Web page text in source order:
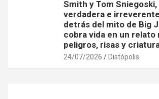
Smith y Tom Sniegoski,
verdadera e
detrás del mito de Big
cobra vida en un relato
peligros, risas y
24/07/2026 Distópolis